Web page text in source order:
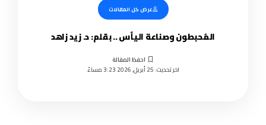
عرض كل المقالات
المُحبطون وصناعة اليأس .. بقلم: د. زيد زاهد
اخر تحديث: 25 أبريل, 2026 3:23 مساءً